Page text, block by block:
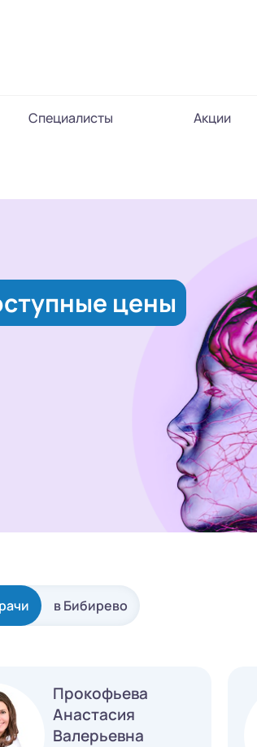
Специалисты Акции
цены
в Бибирево
Прокофьева
Анастасия
Валерьевна